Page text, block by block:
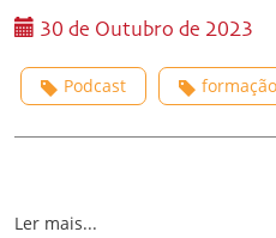
30 de Outubro de 2023
Podcast
Ler mais...